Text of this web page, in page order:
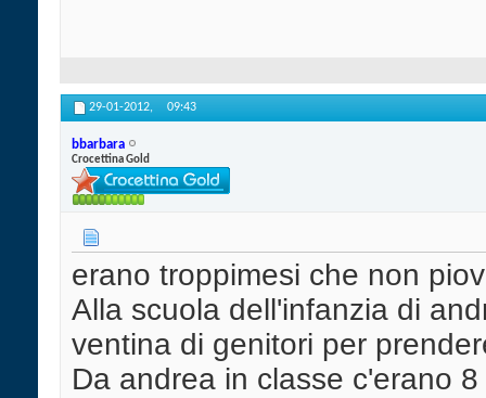
29-01-2012, 09:43
bbarbara
Crocettina Gold
erano troppimesi che non
Alla scuola dell'infanzia di
ventina di genitori per
Da andrea in classe c'erano